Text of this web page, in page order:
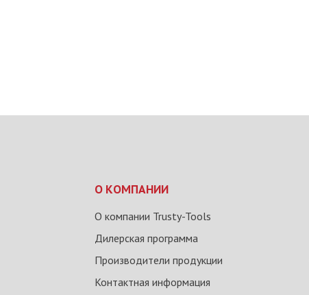
О КОМПАНИИ
О компании Trusty-Tools
Дилерская программа
Производители продукции
Контактная информация